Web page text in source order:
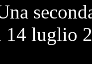
14 luglio